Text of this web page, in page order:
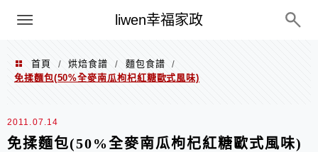
liwen幸福家政
menu
首頁 / 烘焙食譜 / 麵包食譜
/
免揉麵包(50%全麥南瓜枸杞紅糖歐式風味)
2011.07.14
免揉麵包(50%全麥南瓜枸杞紅糖歐式風味)